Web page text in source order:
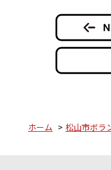
ホーム 松山市ボラ